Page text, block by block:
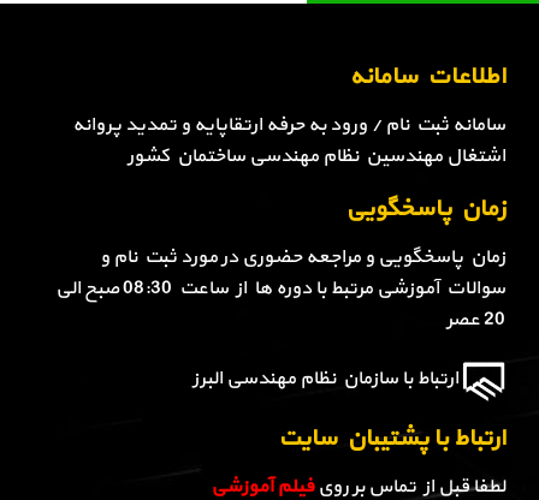
اطلاعات سامانه
سامانه ثبت نام / ورود به حرفه ارتقاپایه و تمدید پروانه
اشتغال مهندسین نظام مهندسی ساختمان کشور
زمان پاسخگویی
زمان پاسخگویی و مراجعه حضوری در مورد ثبت نام و
سوالات آموزشی مرتبط با دوره ها از ساعت 08:30 صبح الی
20 عصر
ارتباط با سازمان نظام مهندسی البرز
ارتباط با پشتیبان سایت
لطفا قبل از تماس بر رویفیلم آموزشی